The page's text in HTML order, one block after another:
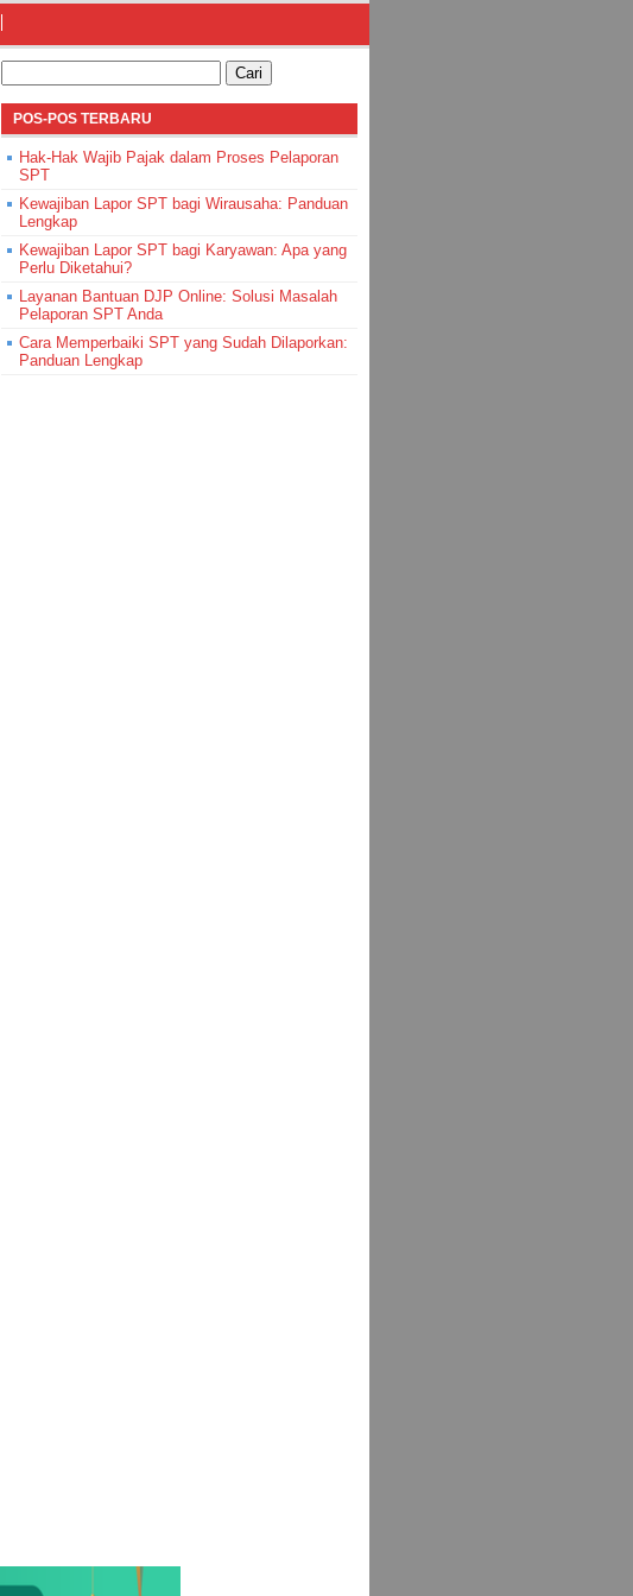
untuk:
POS-POS TERBARU
Hak-Hak Wajib Pajak dalam Proses Pelaporan
SPT
Kewajiban Lapor SPT bagi Wirausaha: Panduan
Lengkap
Kewajiban Lapor SPT bagi Karyawan: Apa yang
Perlu Diketahui?
Layanan Bantuan DJP Online: Solusi Masalah
Pelaporan SPT Anda
Cara Memperbaiki SPT yang Sudah Dilaporkan:
Panduan Lengkap